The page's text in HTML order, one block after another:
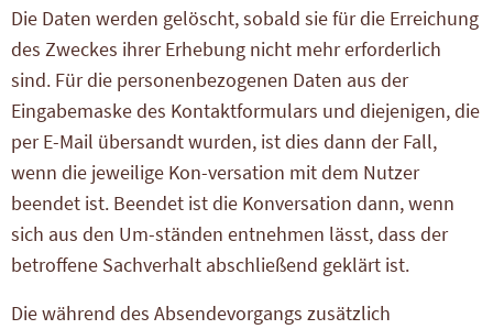
Die Daten werden gelöscht, sobald sie für die Erreichung
des Zweckes ihrer Erhebung nicht mehr erforderlich
sind. Für die personenbezogenen Daten aus der
Eingabemaske des Kontaktformulars und diejenigen, die
per E-Mail übersandt wurden, ist dies dann der Fall,
wenn die jeweilige Kon-versation mit dem Nutzer
beendet ist. Beendet ist die Konversation dann, wenn
sich aus den Um-ständen entnehmen lässt, dass der
betroffene Sachverhalt abschließend geklärt ist.
Die während des Absendevorgangs zusätzlich